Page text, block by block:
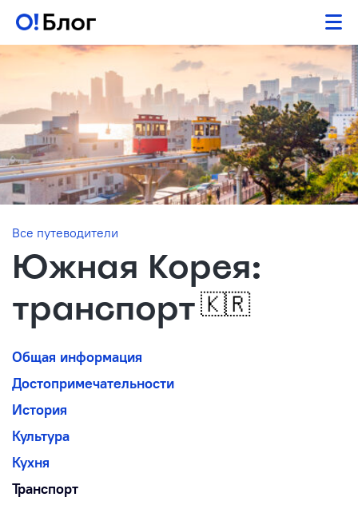
Все путеводители
Южная Корея:
транспорт🇰🇷
Общая информация
Достопримечательности
История
Культура
Кухня
Транспорт